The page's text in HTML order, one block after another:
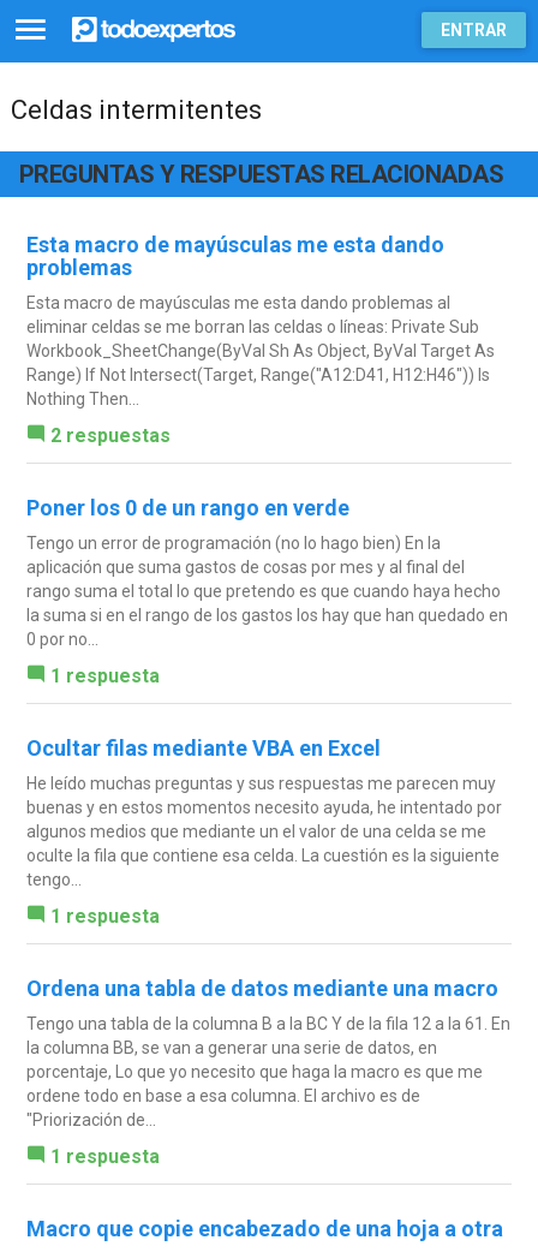
ENTRAR
Celdas intermitentes
PREGUNTAS Y RESPUESTAS RELACIONADAS
Esta macro de mayúsculas me esta dando
problemas
Esta macro de mayúsculas me esta dando problemas al
eliminar celdas se me borran las celdas o líneas: Private Sub
Workbook_SheetChange(ByVal Sh As Object, ByVal Target As
Range) If Not Intersect(Target, Range("A12:D41, H12:H46")) Is
Nothing Then...
2 respuestas
Poner los 0 de un rango en verde
Tengo un error de programación (no lo hago bien) En la
aplicación que suma gastos de cosas por mes y al final del
rango suma el total lo que pretendo es que cuando haya hecho
la suma si en el rango de los gastos los hay que han quedado en
0 por no...
1 respuesta
Ocultar filas mediante VBA en Excel
He leído muchas preguntas y sus respuestas me parecen muy
buenas y en estos momentos necesito ayuda, he intentado por
algunos medios que mediante un el valor de una celda se me
oculte la fila que contiene esa celda. La cuestión es la siguiente
tengo...
1 respuesta
Ordena una tabla de datos mediante una macro
Tengo una tabla de la columna B a la BC Y de la fila 12 a la 61. En
la columna BB, se van a generar una serie de datos, en
porcentaje, Lo que yo necesito que haga la macro es que me
ordene todo en base a esa columna. El archivo es de
"Priorización de...
1 respuesta
Macro que copie encabezado de una hoja a otra